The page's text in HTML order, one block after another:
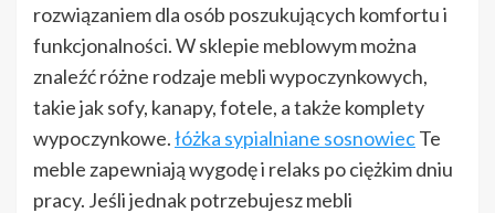
rozwiązaniem dla osób poszukujących komfortu i
funkcjonalności. W sklepie meblowym można
znaleźć różne rodzaje mebli wypoczynkowych,
takie jak sofy, kanapy, fotele, a także komplety
wypoczynkowe.łóżka sypialniane sosnowiecTe
meble zapewniają wygodę i relaks po ciężkim dniu
pracy. Jeśli jednak potrzebujesz mebli